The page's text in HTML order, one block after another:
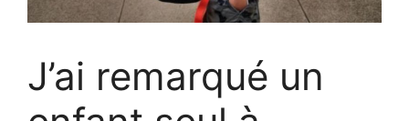
J’ai remarqué un